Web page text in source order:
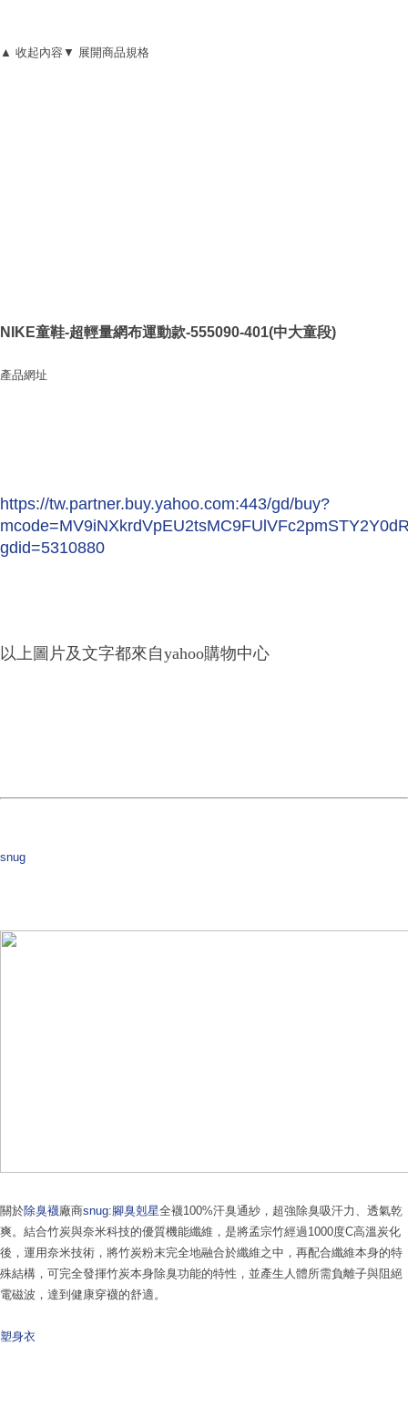
▲ 收起內容 ▼ 展開商品規格
NIKE童鞋-超輕量網布運動款-555090-401(中大童段)
產品網址
https://tw.partner.buy.yahoo.com:443/gd/buy?
gdid=5310880
以上圖片及文字都來自yahoo購物中心
snug
關於除臭襪廠商snug:腳臭剋星全襪100%汗臭通紗，超強除臭吸汗力、透氣乾
爽。結合竹炭與奈米科技的優質機能纖維，是將孟宗竹經過1000度C高溫炭化
後，運用奈米技術，將竹炭粉末完全地融合於纖維之中，再配合纖維本身的特
殊結構，可完全發揮竹炭本身除臭功能的特性，並產生人體所需負離子與阻絕
電磁波，達到健康穿襪的舒適。
塑身衣